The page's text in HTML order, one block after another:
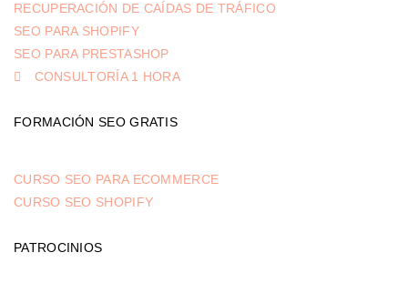
RECUPERACIÓN DE CAÍDAS DE TRÁFICO
SEO PARA SHOPIFY
SEO PARA PRESTASHOP
CONSULTORÍA 1 HORA
FORMACIÓN SEO GRATIS
CURSO SEO PARA ECOMMERCE
CURSO SEO SHOPIFY
PATROCINIOS